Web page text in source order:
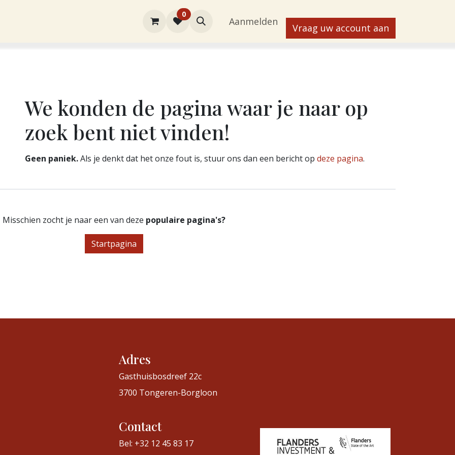
Contact
0
Aanmelden
Vraag uw account aan
Fout 404
We konden de pagina waar je naar op
zoek bent niet vinden!
Geen paniek.Als je denkt dat het onze fout is, stuur ons dan een bericht op deze pagina.
Misschien zocht je naar een van deze populaire pagina's?
Startpagina
Adres
Gasthuisbosdreef 22c
3700 Tongeren-Borgloon
Contact
Bel: +32 12 45 83 17